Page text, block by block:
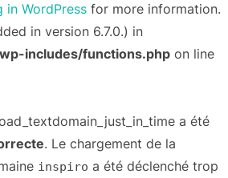
in WordPress for more information.
in version 6.7.0.) in
includes/functions.php on line
a été
. Le chargement de la
inspiro a été déclenché trop